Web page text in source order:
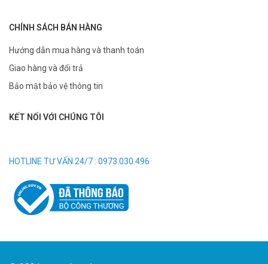
CHÍNH SÁCH BÁN HÀNG
Hướng dẫn mua hàng và thanh toán
Giao hàng và đổi trả
Bảo mật bảo vệ thông tin
KẾT NỐI VỚI CHÚNG TÔI
HOTLINE TƯ VẤN 24/7 : 0973.030.496